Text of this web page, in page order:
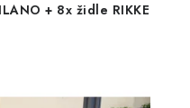
+ 8x židle RIKKE